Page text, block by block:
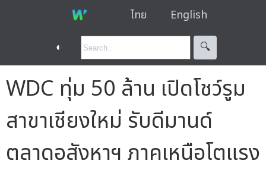
ไทย English
◐ 🔍︎
WDC ทุ่ม 50 ล้าน เปิดโชว์รูม
สาขาเชียงใหม่ รับดีมานด์
ตลาดอสังหาฯ ภาคเหนือโตแรง